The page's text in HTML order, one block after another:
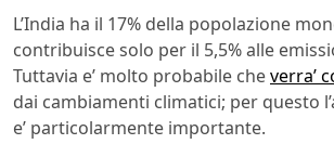
L’India ha il 17% della popolazione
contribuisce solo per il 5,5% alle
Tuttavia e’ molto probabile cheverra’
dai cambiamenti climatici; per questo
e’ particolarmente importante.